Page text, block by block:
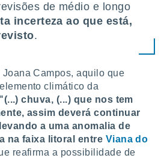
de médio e longo
incerteza ao que está,
.
Campos, aquilo que
climático da
chuva, (...) que nos tem
assim deverá continuar
a uma anomalia de
na faixa litoral entre Viana do
reafirma a possibilidade de